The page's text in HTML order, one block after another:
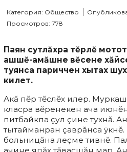
Категория: Общество
Просмотров: 778
Паян сутлăхра тĕрлĕ
ашшĕ-амăшне вĕсене
туянса париччен хытах
килет.
Акă пĕр тĕслĕх илер.
класра вĕренекен ача
питбайкпа çул çине тухнă.
тытайманран çаврăнса
больницăна леçме тивнĕ.